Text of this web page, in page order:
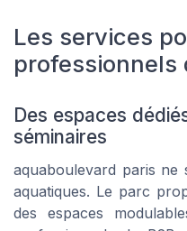
Les services
professionnels
Des espaces
séminaires
aquaboulevard paris ne
aquatiques. Le parc
des espaces